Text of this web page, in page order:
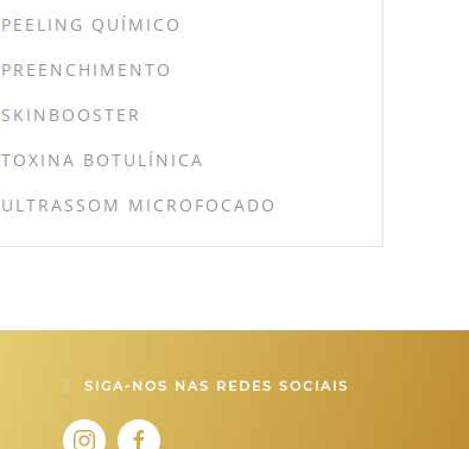
PEELING QUÍMICO
PREENCHIMENTO
SKINBOOSTER
TOXINA BOTULÍNICA
ULTRASSOM MICROFOCADO
SIGA-NOS NAS REDES SOCIAIS